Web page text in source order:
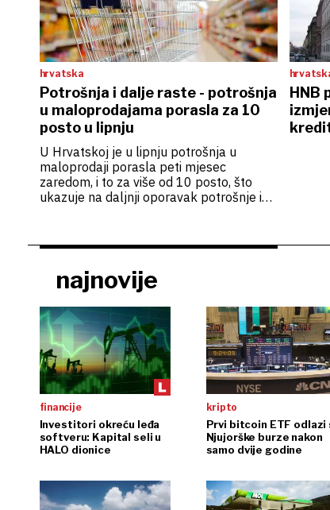
hrvatska
Potrošnja i dalje raste - potrošnja
u maloprodajama porasla za 10
posto u lipnju
U Hrvatskoj je u lipnju potrošnja u
maloprodaji porasla peti mjesec
zaredom, i to za više od 10 posto, što
ukazuje na daljnji oporavak potrošnje i
HNB
najnovije
financije
Investitori okreću leđa
softveru: Kapital seli u
HALO dionice
kripto
Prvi bitcoin ETF odlazi
Njujorške burze nakon
samo dvije godine